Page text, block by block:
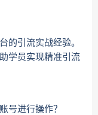
的引流实战经验。
学员实现精准引流
号进行操作？